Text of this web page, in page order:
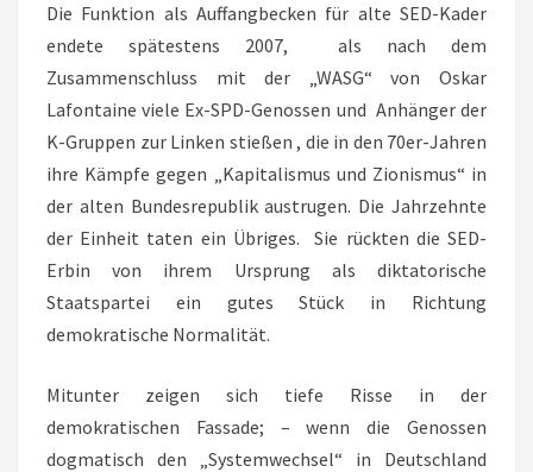
Die Funktion als Auffangbecken für alte SED-Kader
endete spätestens 2007, als nach dem
Zusammenschluss mit der „WASG“ von Oskar
Lafontaine viele Ex-SPD-Genossen und Anhänger der
K-Gruppen zur Linken stießen , die in den 70er-Jahren
ihre Kämpfe gegen „Kapitalismus und Zionismus“ in
der alten Bundesrepublik austrugen. Die Jahrzehnte
der Einheit taten ein Übriges. Sie rückten die SED-
Erbin von ihrem Ursprung als diktatorische
Staatspartei ein gutes Stück in Richtung
demokratische Normalität.
Mitunter zeigen sich tiefe Risse in der
demokratischen Fassade; – wenn die Genossen
dogmatisch den „Systemwechsel“ in Deutschland